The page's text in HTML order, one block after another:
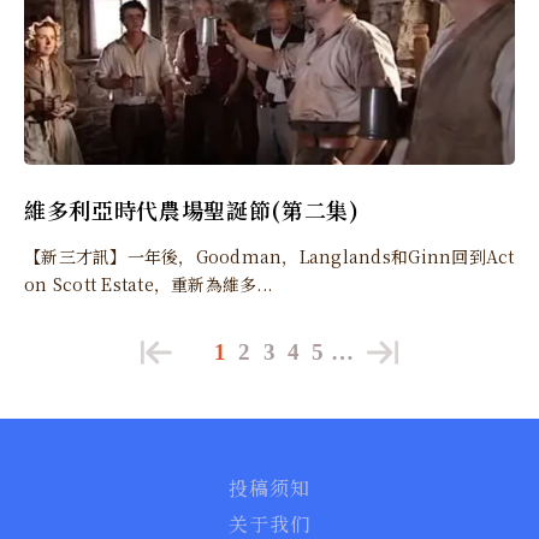
維多利亞時代農場聖誕節(第二集)
【新三才訊】一年後，Goodman，Langlands和Ginn回到Act
on Scott Estate，重新為維多...
1 2 3 4 5 …
投稿须知
关于我们